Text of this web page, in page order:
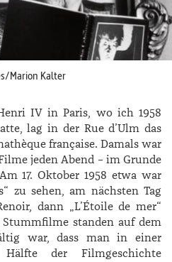
Marion Kalter
IV in Paris, wo ich 1958
lag in der Rue d’Ulm das
française. Damals war
jeden Abend – im Grunde
17. Oktober 1958 etwa war
zu sehen, am nächsten Tag
dann „L’Étoile de mer“
standen auf dem
war, dass man in einer
der Filmgeschichte